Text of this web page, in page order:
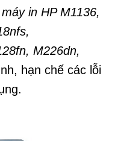
máy in HP M1136,
M226dn,
hạn chế các lỗi